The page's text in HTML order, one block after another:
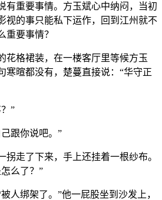
有重要事情。方玉斌心中纳闷，当初
视的事只能私下运作，回到江州就不
重要事情？
花格裙装，在一楼客厅里等候方玉
寒暄都没有，楚蔓直接说：“华守正
”
跟你说吧。”
拐走了下来，手上还挂着一根纱布。
么了？”
人绑架了。”他一屁股坐到沙发上，